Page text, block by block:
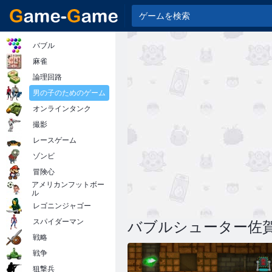
バブルシューター佐
バブル
麻雀
論理回路
男の子のためのゲーム
オンラインタンク
撮影
レースゲーム
ゾンビ
冒険心
アメリカンフットボー
ル
レゴニンジャゴー
スパイダーマン
戦略
戦争
狙撃兵